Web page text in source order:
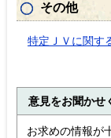
その他
特定ＪＶに関す
意見をお聞かせ
お求めの情報が